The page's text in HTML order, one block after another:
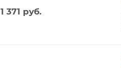
1 371 руб.